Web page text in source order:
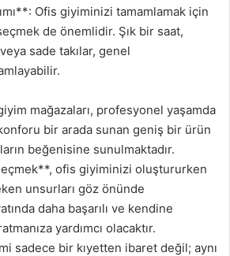
Ofis giyiminizi tamamlamak için
de önemlidir. Şık bir saat,
sade takılar, genel
mağazaları, profesyonel yaşamda
konforu bir arada sunan geniş bir ürün
beğenisine sunulmaktadır.
ofis giyiminizi oluştururken
unsurları göz önünde
daha başarılı ve kendine
yardımcı olacaktır.
sadece bir kıyetten ibaret değil; aynı